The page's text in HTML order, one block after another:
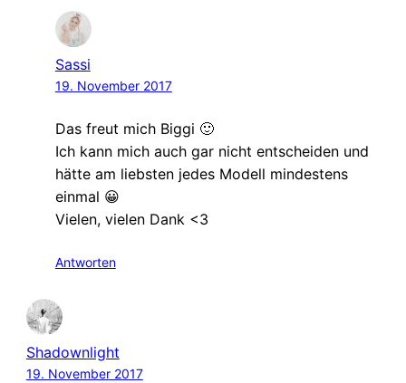
Sassi
19. November 2017
Das freut mich Biggi 🙂
Ich kann mich auch gar nicht entscheiden und
hätte am liebsten jedes Modell mindestens
einmal 😀
Vielen, vielen Dank <3
Antworten
Shadownlight
19. November 2017